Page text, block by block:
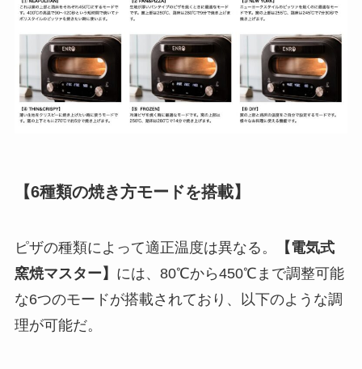
【6種類の焼き方モードを搭載】
ピザの種類によって適正温度は異なる。
【電気式
窯焼マスター】 には、80℃から450℃まで調整可能
な6つのモードが搭載されており、以下のような調
理が可能だ。